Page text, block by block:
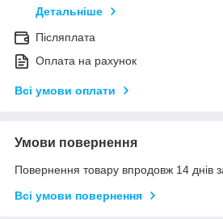
Детальніше
Післяплата
Оплата на рахунок
Всі умови оплати
Умови повернення
Повернення товару впродовж 14 днів
Всі умови повернення